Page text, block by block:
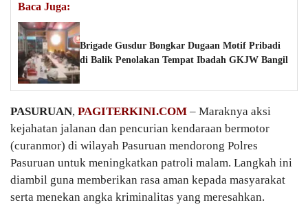
Baca Juga:
Brigade Gusdur Bongkar Dugaan Motif Pribadi
di Balik Penolakan Tempat Ibadah GKJW Bangil
PASURUAN, PAGITERKINI.COM – Maraknya aksi
kejahatan jalanan dan pencurian kendaraan bermotor
(curanmor) di wilayah Pasuruan mendorong Polres
Pasuruan untuk meningkatkan patroli malam. Langkah ini
diambil guna memberikan rasa aman kepada masyarakat
serta menekan angka kriminalitas yang meresahkan.